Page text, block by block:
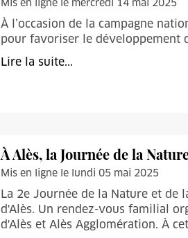
Mis en ligne le mercredi 14 mai 2025
À l’occasion de la campagne
pour favoriser le développement
Lire la suite...
À Alès, la Journée de la
Mis en ligne le lundi 05 mai 2025
La 2e Journée de la Nature et de
d'Alès. Un rendez-vous familial
d'Alès et Alès Agglomération. À